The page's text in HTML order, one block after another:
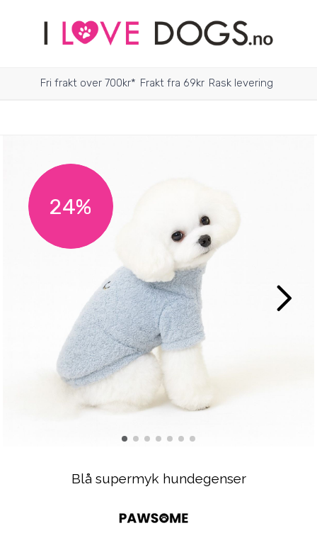
Fri frakt over 700kr* Frakt fra 69kr Rask levering
24%
Blå supermyk hundegenser